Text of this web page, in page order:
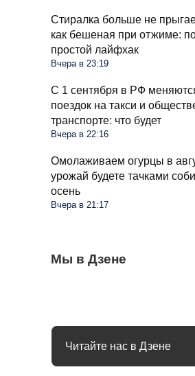
Стиралка больше не
как бешеная при отжиме:
простой лайфхак
Вчера в 23:19
С 1 сентября в РФ
поездок на такси и
транспорте: что будет
Вчера в 22:16
Омолаживаем огурцы в
урожай будете тачками
осень
Вчера в 21:17
Мы в Дзене
Бывший продавец выдала
«Магнита» и «Пятерочки»:
Семьи в России получат до
С 1 сентября россиян будут
Читайте нас в Дзене